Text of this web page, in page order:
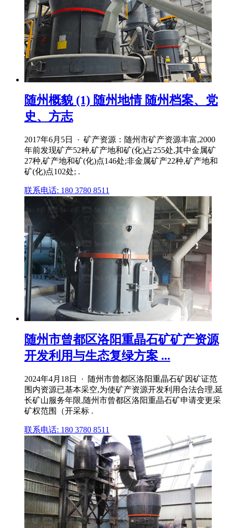
随州概貌 (1) 随州地情 随州档案、党
史、方志
2017年6月5日 · 矿产资源：随州市矿产资源丰富,2000
年前发现矿产52种,矿产地和矿(化)占255处,其中金属矿
27种,矿产地和矿(化)点146处;非金属矿产22种,矿产地和
矿(化)点102处; .
联系电话: 180 3780 8511
随州市曾都区洛阳重晶石矿矿产资源
开发利用与生态复绿方案 ...
2024年4月18日 · 随州市曾都区洛阳重晶石矿因矿证范
围内资源已基本采空,为使矿产资源开发利用合法合理,延
长矿山服务年限,随州市曾都区洛阳重晶石矿申请变更采
矿权范围（开采标 .
联系电话: 180 3780 8511